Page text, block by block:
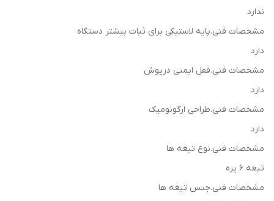
ندارد
مشخصات فنی.پایه لاستیکی برای ثبات بیشتر دستگاه
دارد
مشخصات فنی.قفل ایمنی درپوش
دارد
مشخصات فنی.طراحی ارگونومیک
دارد
مشخصات فنی.نوع تیغه ها
تیغه 6 پره
مشخصات فنی.جنس تیغه ها